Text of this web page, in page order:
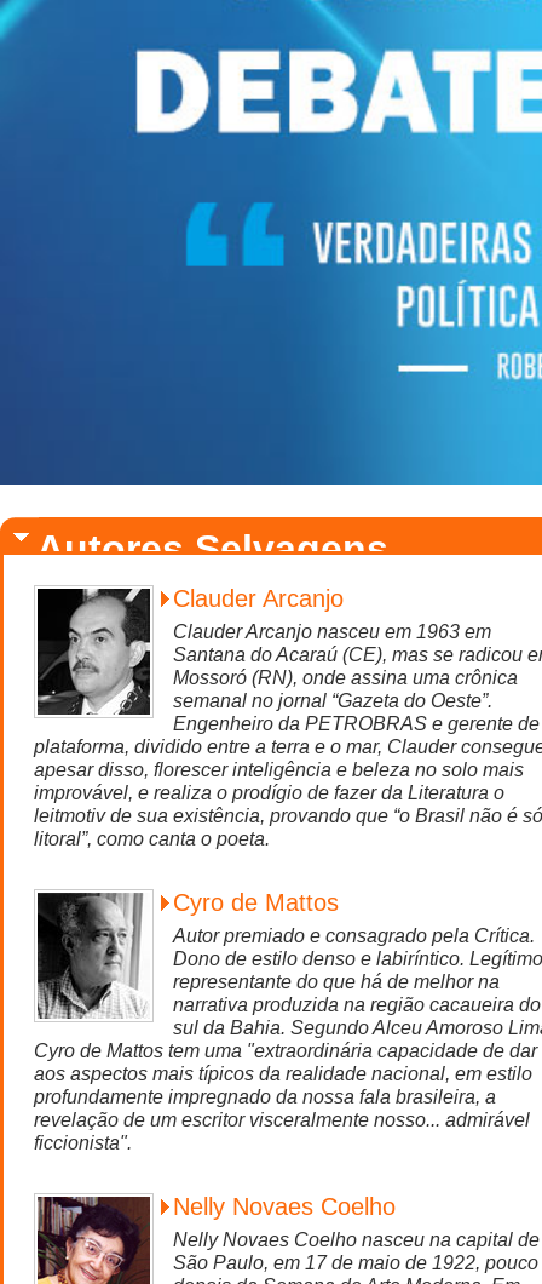
Autores Selvagens
Clauder Arcanjo
Clauder Arcanjo nasceu em 1963 em
Santana do Acaraú (CE), mas se radicou
Mossoró (RN), onde assina uma crônica
semanal no jornal “Gazeta do Oeste”.
Engenheiro da PETROBRAS e gerente de
plataforma, dividido entre a terra e o mar, Clauder
apesar disso, florescer inteligência e beleza no solo mais
improvável, e realiza o prodígio de fazer da Literatura o
leitmotiv de sua existência, provando que “o Brasil não é só
litoral”, como canta o poeta.
Cyro de Mattos
Autor premiado e consagrado pela Crítica.
Dono de estilo denso e labiríntico. Legítimo
representante do que há de melhor na
narrativa produzida na região cacaueira do
sul da Bahia. Segundo Alceu Amoroso
Cyro de Mattos tem uma "extraordinária capacidade de dar
aos aspectos mais típicos da realidade nacional, em estilo
profundamente impregnado da nossa fala brasileira, a
revelação de um escritor visceralmente nosso... admirável
ficcionista".
Nelly Novaes Coelho
Nelly Novaes Coelho nasceu na capital de
São Paulo, em 17 de maio de 1922, pouco